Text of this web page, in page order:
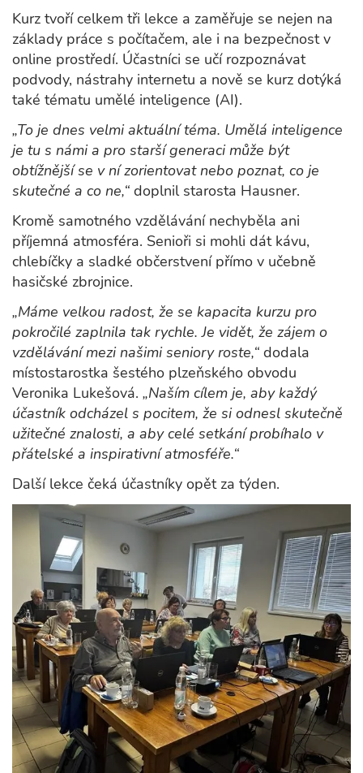
Kurz tvoří celkem tři lekce a zaměřuje se nejen na
základy práce s počítačem, ale i na bezpečnost v
online prostředí. Účastníci se učí rozpoznávat
podvody, nástrahy internetu a nově se kurz dotýká
také tématu umělé inteligence (AI).
„To je dnes velmi aktuální téma. Umělá inteligence
je tu s námi a pro starší generaci může být
obtížnější se v ní zorientovat nebo poznat, co je
skutečné a co ne,“ doplnil starosta Hausner.
Kromě samotného vzdělávání nechyběla ani
příjemná atmosféra. Senioři si mohli dát kávu,
chlebíčky a sladké občerstvení přímo v učebně
hasičské zbrojnice.
„Máme velkou radost, že se kapacita kurzu pro
pokročilé zaplnila tak rychle. Je vidět, že zájem o
vzdělávání mezi našimi seniory roste,“ dodala
místostarostka šestého plzeňského obvodu
Veronika Lukešová. „Naším cílem je, aby každý
účastník odcházel s pocitem, že si odnesl skutečně
užitečné znalosti, a aby celé setkání probíhalo v
přátelské a inspirativní atmosféře.“
Další lekce čeká účastníky opět za týden.